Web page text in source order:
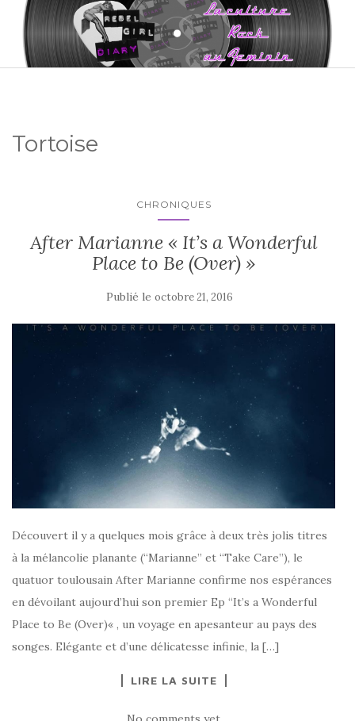
Tortoise
CHRONIQUES
After Marianne « It’s a Wonderful
Place to Be (Over) »
Publié le octobre 21, 2016
Découvert il y a quelques mois grâce à deux très jolis titres
à la mélancolie planante (“Marianne” et “Take Care”), le
quatuor toulousain After Marianne confirme nos espérances
en dévoilant aujourd’hui son premier Ep “It’s a Wonderful
Place to Be (Over)« , un voyage en apesanteur au pays des
songes. Elégante et d’une délicatesse infinie, la […]
LIRE LA SUITE